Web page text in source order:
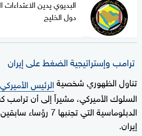
البديوي يدين الاعتداءات
دول الخليج
ترامب وإستراتيجية الضغط على إيران
تناول الظهوري شخصيةالرئيس الأميركي
السلوك الأميركي، مشيراً إلى أن ترامب
الدبلوماسية التي
إيران.